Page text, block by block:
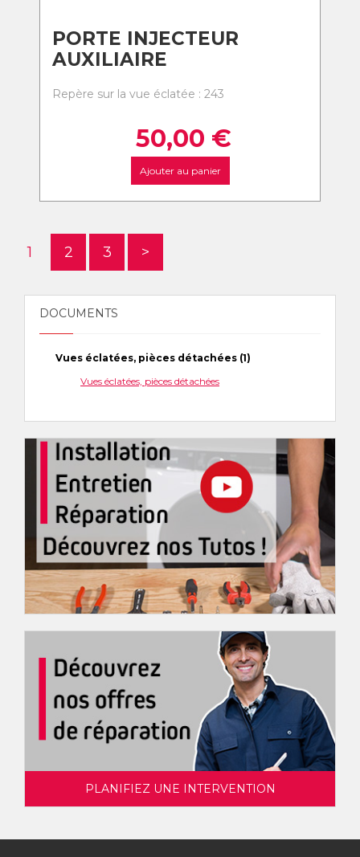
PORTE INJECTEUR
AUXILIAIRE
Repère sur la vue éclatée : 243
50,00 €
Ajouter au panier
1 2 3 >
DOCUMENTS
Vues éclatées, pièces détachées (1)
Vues éclatées, pièces détachées
PLANIFIEZ UNE INTERVENTION